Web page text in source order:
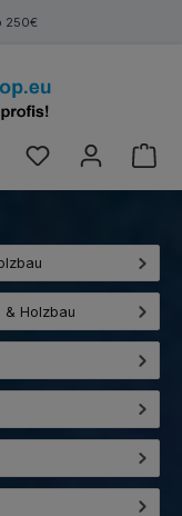
250€
anzeigen
Holzbau